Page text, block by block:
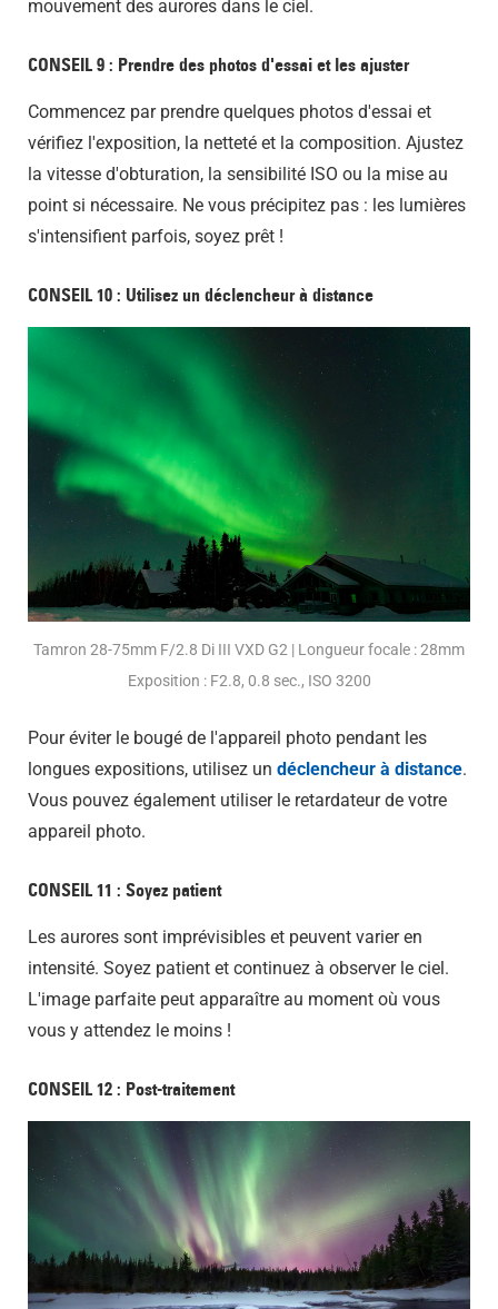
mouvement des aurores dans le ciel.
CONSEIL 9 : Prendre des photos d'essai et les ajuster
Commencez par prendre quelques photos d'essai et
vérifiez l'exposition, la netteté et la composition. Ajustez
la vitesse d'obturation, la sensibilité ISO ou la mise au
point si nécessaire. Ne vous précipitez pas : les lumières
s'intensifient parfois, soyez prêt !
CONSEIL 10 : Utilisez un déclencheur à distance
Tamron 28-75mm F/2.8 Di III VXD G2 | Longueur focale : 28mm
Exposition : F2.8, 0.8 sec., ISO 3200
Pour éviter le bougé de l'appareil photo pendant les
longues expositions, utilisez un déclencheur à distance.
Vous pouvez également utiliser le retardateur de votre
appareil photo.
CONSEIL 11 : Soyez patient
Les aurores sont imprévisibles et peuvent varier en
intensité. Soyez patient et continuez à observer le ciel.
L'image parfaite peut apparaître au moment où vous
vous y attendez le moins !
CONSEIL 12 : Post-traitement